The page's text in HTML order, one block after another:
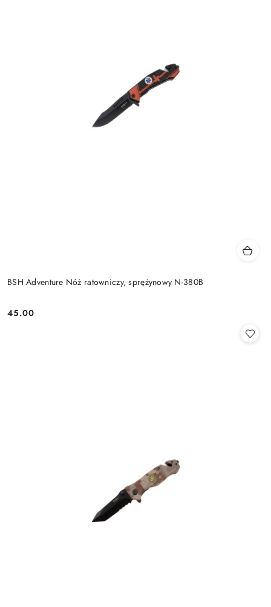
BSH Adventure Nóż ratowniczy, sprężynowy N-380B
Cena:
45.00